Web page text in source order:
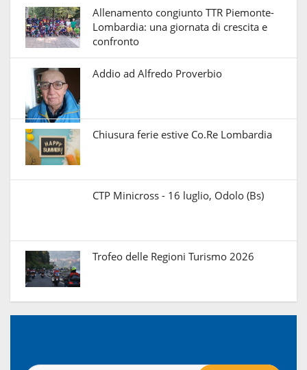
Allenamento congiunto TTR Piemonte-
Lombardia: una giornata di crescita e
confronto
Addio ad Alfredo Proverbio
Chiusura ferie estive Co.Re Lombardia
CTP Minicross - 16 luglio, Odolo (Bs)
Trofeo delle Regioni Turismo 2026